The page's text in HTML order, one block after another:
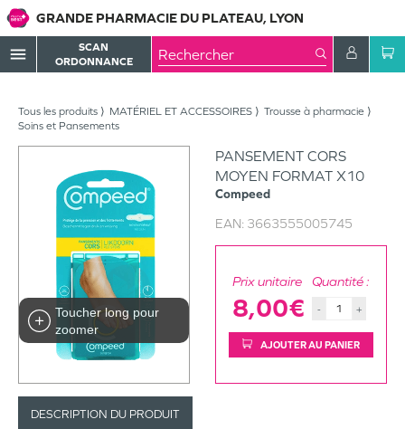
GRANDE PHARMACIE DU PLATEAU, LYON
menu
SCAN
ORDONNANCE
Tous les produits MATÉRIEL ET ACCESSOIRES
Trousse à pharmacie
Soins et Pansements
Toucher long pour
zoomer
PANSEMENT CORS
MOYEN FORMAT X10
Compeed
EAN: 3663555005745
Prix unitaire
8,00€
Quantité :
- +
AJOUTER AU PANIER
DESCRIPTION DU PRODUIT